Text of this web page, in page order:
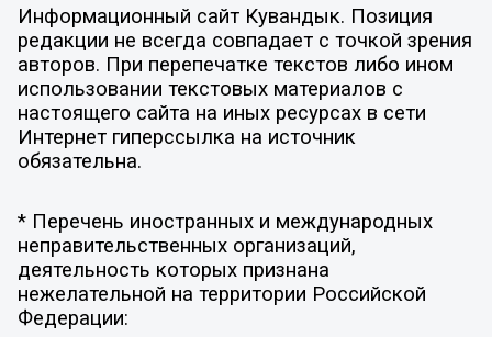
Информационный сайт Кувандык. Позиция
редакции не всегда совпадает с точкой зрения
авторов. При перепечатке текстов либо ином
использовании текстовых материалов с
настоящего сайта на иных ресурсах в сети
Интернет гиперссылка на источник
обязательна.
* Перечень иностранных и международных
неправительственных организаций,
деятельность которых признана
нежелательной на территории Российской
Федерации: